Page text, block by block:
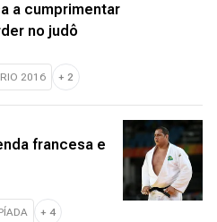
a cumprimentar
no judô
RIO 2016 + 2
francesa e
+ 4